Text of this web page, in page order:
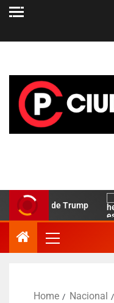
de Trump
Home
Nacional